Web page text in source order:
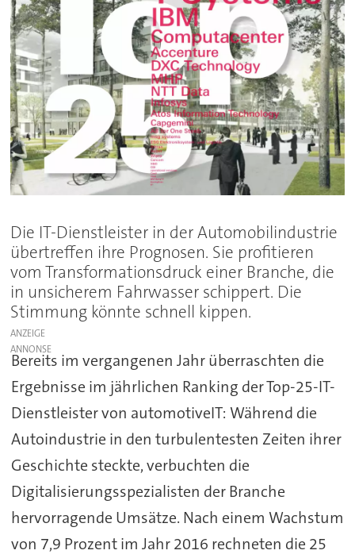
Die IT-Dienstleister in der Automobilindustrie
übertreffen ihre Prognosen. Sie profitieren
vom Transformationsdruck einer Branche, die
in unsicherem Fahrwasser schippert. Die
Stimmung könnte schnell kippen.
ANZEIGE
Bereits im vergangenen Jahr überraschten die
Ergebnisse im jährlichen Ranking der Top-25-IT-
Dienstleister von automotiveIT: Während die
Autoindustrie in den turbulentesten Zeiten ihrer
Geschichte steckte, verbuchten die
Digitalisierungsspezialisten der Branche
hervorragende Umsätze. Nach einem Wachstum
von 7,9 Prozent im Jahr 2016 rechneten die 25